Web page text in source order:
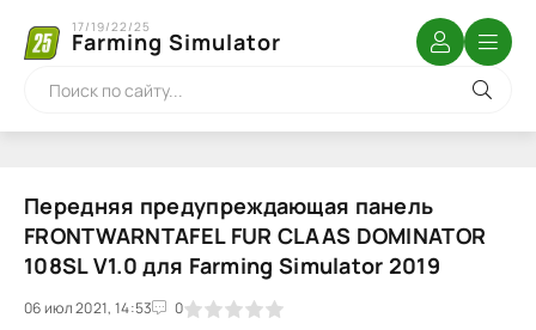
Farming Simulator
17/19/22/25
Передняя предупреждающая панель
FRONTWARNTAFEL FUR CLAAS DOMINATOR
108SL V1.0 для Farming Simulator 2019
06 июл 2021, 14:53 0
1 2 3 4 5